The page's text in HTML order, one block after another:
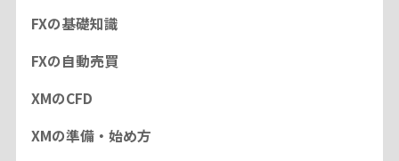
FXの基礎知識
FXの自動売買
XMのCFD
XMの準備・始め方